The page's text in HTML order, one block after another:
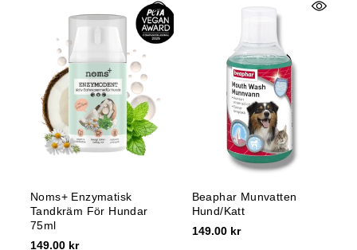
Noms+ Enzymatisk
Tandkräm För Hundar
75ml
149.00 kr
Beaphar Munvatten
Hund/katt
149.00 kr